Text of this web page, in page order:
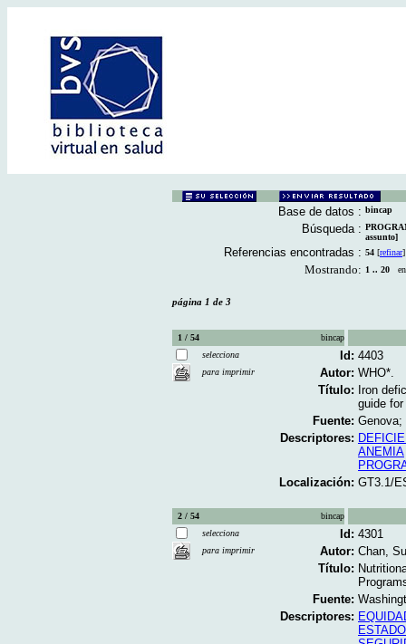
Base de datos : bincap
Búsqueda :
assunto]
Referencias encontradas : 54 [refinar]
Mostrando: 1 .. 20 en
página 1 de 3
1 / 54
bincap
selecciona
para imprimir
Id: 4403
Autor: WHO*.
Título: Iron
guide
Fuente: Genova;
Descriptores:
ANEMIA
Localización: GT3.1/
2 / 54
bincap
selecciona
para imprimir
Id: 4301
Autor: Chan,
Título:
Fuente:
Descriptores: